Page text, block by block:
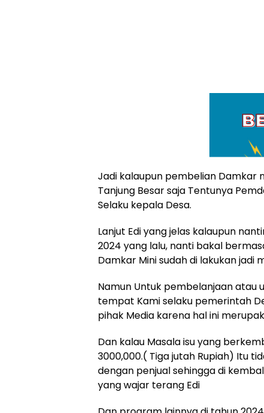
Jadi kalaupun pembelian Damkar
Tanjung Besar saja Tentunya
Selaku kepala Desa.
Lanjut Edi yang jelas kalaupun
2024 yang lalu, nanti bakal
Damkar Mini sudah di lakukan jadi
Namun Untuk pembelanjaan atau
tempat Kami selaku pemerintah
pihak Media karena hal ini
Dan kalau Masala isu yang
3000,000.( Tiga jutah Rupiah) Itu
dengan penjual sehingga di
yang wajar terang Edi